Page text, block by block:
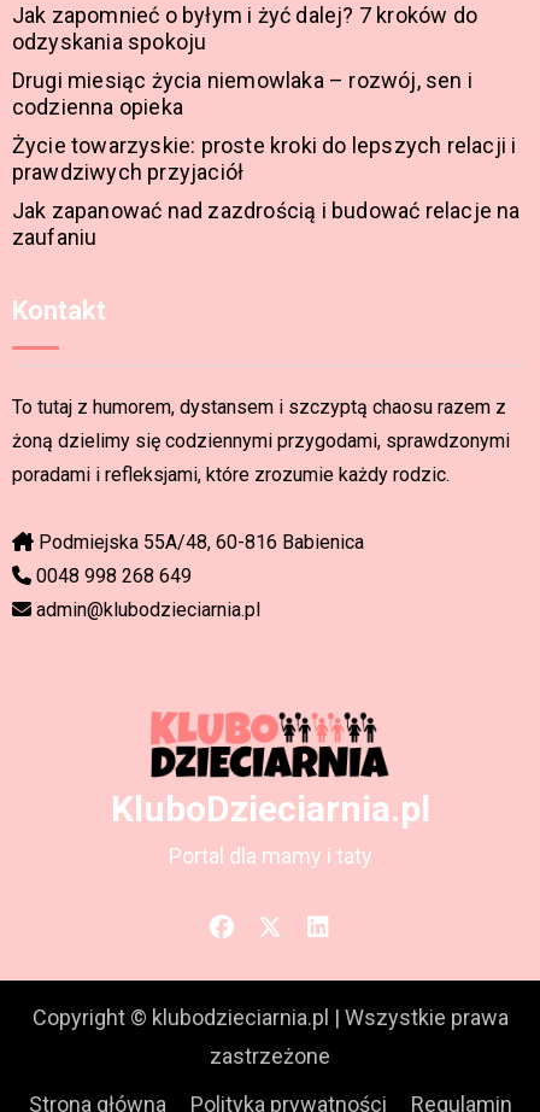
Jak zapomnieć o byłym i żyć dalej? 7 kroków do
odzyskania spokoju
Drugi miesiąc życia niemowlaka – rozwój, sen i
codzienna opieka
Życie towarzyskie: proste kroki do lepszych relacji i
prawdziwych przyjaciół
Jak zapanować nad zazdrością i budować relacje na
zaufaniu
Kontakt
To tutaj z humorem, dystansem i szczyptą chaosu razem z
żoną dzielimy się codziennymi przygodami, sprawdzonymi
poradami i refleksjami, które zrozumie każdy rodzic.
Podmiejska 55A/48, 60-816 Babienica
0048 998 268 649
admin@klubodzieciarnia.pl
KluboDzieciarnia.pl
Portal dla mamy i taty
Copyright © klubodzieciarnia.pl | Wszystkie prawa
zastrzeżone
Strona główna
Polityka prywatności Regulamin